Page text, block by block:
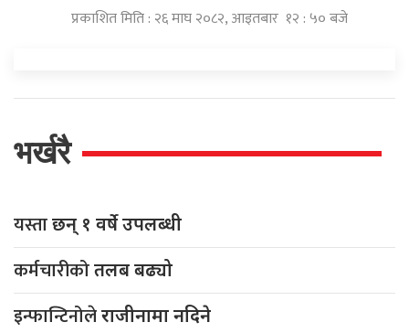
प्रकाशित मिति : २६ माघ २०८२, आइतबार १२ : ५० बजे
भर्खरै
यस्ताछन् १ वर्षे उपलब्धी
कर्मचारीकोतलब बढ्यो
इन्फान्टिनोलेराजीनामा नदिने